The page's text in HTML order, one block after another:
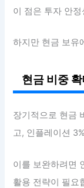
이 점은 투자 안
하지만 현금 보유
현금 비중
장기적으로 현금
고, 인플레이션
이를 보완하려면
활용 전략이 필요